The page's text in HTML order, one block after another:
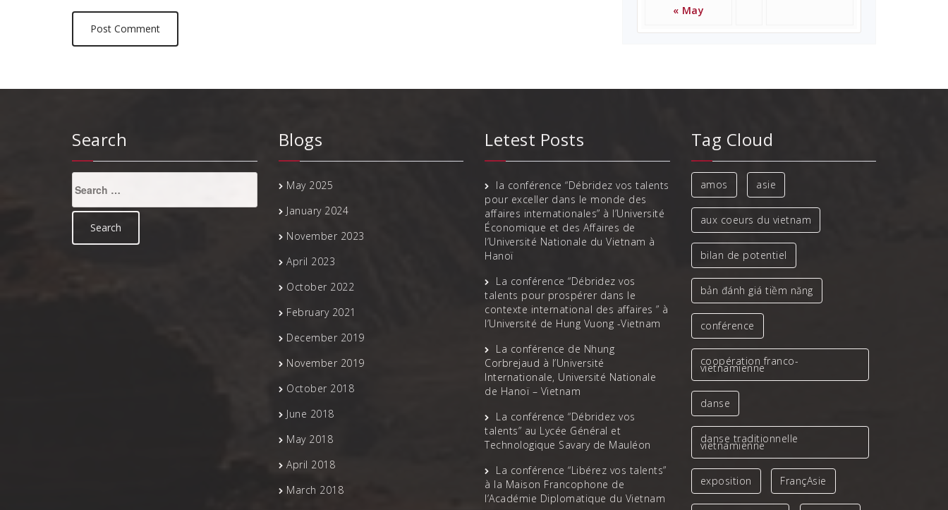
« May
Search
for:
Blogs
May 2025
January 2024
November 2023
April 2023
October 2022
February 2021
December 2019
November 2019
October 2018
June 2018
May 2018
April 2018
March 2018
Letest Posts
la conférence “Débridez vos talents
pour exceller dans le monde des
affaires internationales” à l’Université
Économique et des Affaires de
l’Université Nationale du Vietnam à
Hanoï
La conférence “Débridez vos
talents pour prospérer dans le
contexte international des affaires ” à
l’Université de Hung Vuong -Vietnam
La conférence de Nhung
Corbrejaud à l’Université
Internationale, Université Nationale
de Hanoï – Vietnam
La conférence “Débridez vos
talents” au Lycée Général et
Technologique Savary de Mauléon
La conférence “Libérez vos talents”
à la Maison Francophone de
l’Académie Diplomatique du Vietnam
Tag Cloud
amos asie
aux coeurs du vietnam
bilan de potentiel
bản đánh giá tiềm năng
conférence
coopération franco-
vietnamienne
danse
danse traditionnelle
vietnamienne
exposition FrançAsie